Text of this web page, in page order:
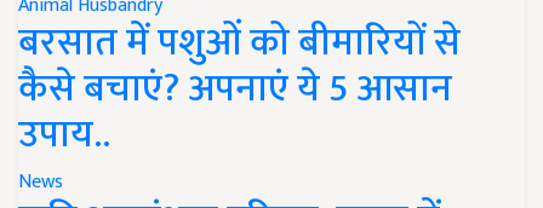
बरसात में पशुओं को बीमारियों से
कैसे बचाएं? अपनाएं ये 5 आसान
उपाय..
News